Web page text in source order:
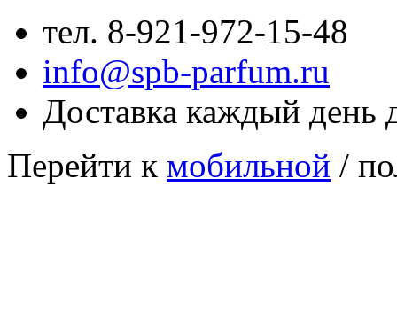
тел. 8-921-972-15-48
info@spb-parfum.ru
Доставка каждый день
Перейти к мобильной /